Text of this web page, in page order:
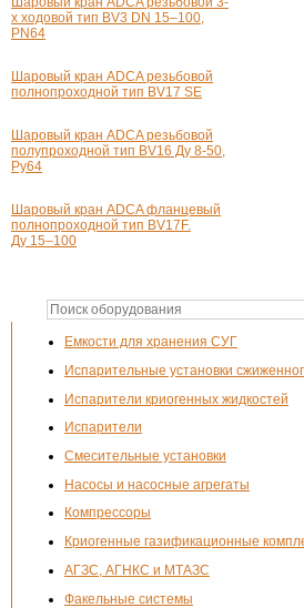
Емкости для хранения СУГ
Испарительные установки
Испарители криогенных жидкостей
Испарители
Смесительные установки
Насосы и насосные агрегаты
Компрессоры
Криогенные газификационные
АГЗС, АГНКС и МТАЗС
Факельные системы
х ходовой тип BV3 DN 15–100,
PN64
Шаровый кран ADCA резьбовой
полнопроходной тип BV17 SE
Шаровый кран ADCA резьбовой
полупроходной тип BV16 Ду 8-50,
Pу64
Шаровый кран ADCA фланцевый
полнопроходной тип BV17F.
Ду 15–100